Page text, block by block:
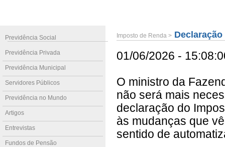
Previdência Social
Previdência Privada
Previdência Municipal
Servidores Públicos
Previdência no Mundo
Artigos
Entrevistas
Fundos de Pensão
Imposto de Renda >
01/06/2026 -
O ministro da
não será mais
declaração do
às mudanças que
sentido de